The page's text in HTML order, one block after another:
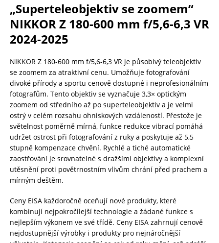
„Superteleobjektiv se zoomem“
NIKKOR Z 180-600 mm f/5,6-6,3 VR
2024-2025
NIKKOR Z 180-600 mm f/5,6-6,3 VR je působivý teleobjektiv
se zoomem za atraktivní cenu. Umožňuje fotografování
divoké přírody a sportu cenově dostupné i neprofesionálním
fotografům. Tento objektiv se vyznačuje 3,3× optickým
zoomem od středního až po superteleobjektiv a je velmi
ostrý v celém rozsahu ohniskových vzdáleností. Přestože je
světelnost poměrně mírná, funkce redukce vibrací pomáhá
udržet ostrost při fotografování z ruky a poskytuje až 5,5
stupně kompenzace chvění. Rychlé a tiché automatické
zaostřování je srovnatelné s dražšími objektivy a komplexní
utěsnění proti povětrnostním vlivům chrání před prachem a
mírným deštěm.
Ceny EISA každoročně oceňují nové produkty, které
kombinují nejpokročilejší technologie a žádané funkce s
nejlepším výkonem ve své třídě. Ceny EISA zahrnují cenově
nejdostupnější výrobky i produkty pro nejnáročnější